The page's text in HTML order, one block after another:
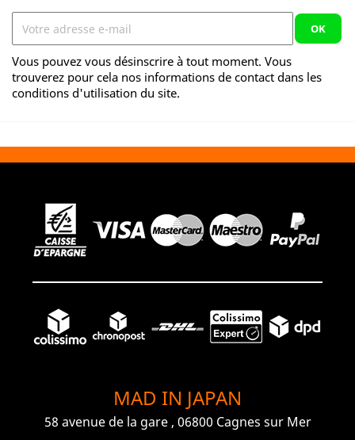
Vous pouvez vous désinscrire à tout moment. Vous
trouverez pour cela nos informations de contact dans les
conditions d'utilisation du site.
MAD IN JAPAN
58 avenue de la gare , 06800 Cagnes sur Mer